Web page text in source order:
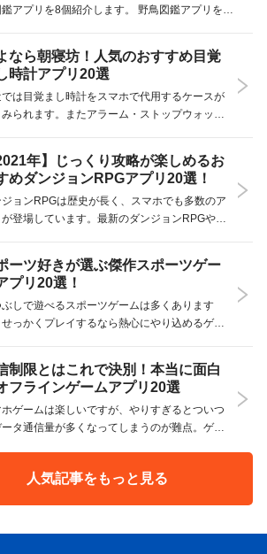
アプリを8個紹介します。 野鳥図鑑アプリを活
調べることが可能です。野鳥について詳しく知
い方はぜひ野鳥図鑑アプリをインストールして
は…
なら朝寝坊！人気のおすすめ目覚
時計アプリ20選
は目覚まし時計をスマホで代用するケースが
みられます。またアラーム・ストップウォッチ
朝、起きられない方でも気持ちよく朝を迎える
ができる…
年】じっくり攻略が楽しめるお
めダンジョンRPGアプリ20選！
ジョンRPGは歴史が長く、スマホでも多数のア
が登場しています。最新のダンジョンRPGやロ
でみましょう。 人気のおすすめダンジョンRP…
ーツ好きが選ぶ傑作スポーツゲー
プリ20選！
しで遊べるスポーツゲームは多くあります
っかくプレイするなら熱心にやり込めるゲー
ツゲームアプリをご紹介します！ サッカーか
球、テ…
制限とはこれで決別！本当に面白
フラインゲームアプリ20選
ホゲームは楽しいですが、やりすぎるとついつ
ータ通信量が多くなってしまうのが難点。ゲー
オフラインでも遊べるゲームアプリについてご
人気記事をもっと見る